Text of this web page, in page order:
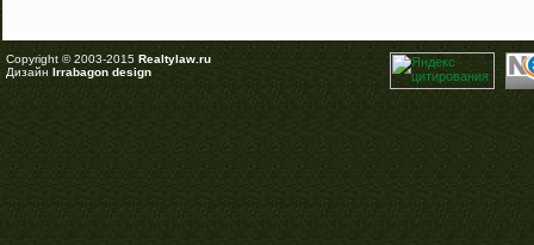
Copyright © 2003-2015 Realtylaw.ru
Дизайн Irrabagon design